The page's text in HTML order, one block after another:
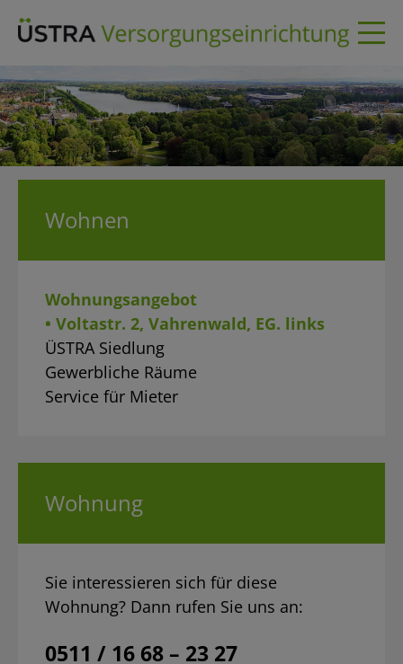
Wohnen
Wohnungsangebot
• Voltastr. 2, Vahrenwald, EG. links
ÜSTRA Siedlung
Gewerbliche Räume
Service für Mieter
Wohnung
Sie interessieren sich für diese
Wohnung? Dann rufen Sie uns an:
0511 / 16 68 – 23 27